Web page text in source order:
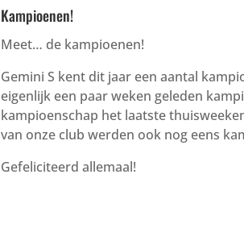
Kampioenen!
Meet… de kampioenen!
Gemini S kent dit jaar een aantal
eigenlijk een paar weken geleden
kampioenschap het laatste
van onze club werden ook nog eens
Gefeliciteerd allemaal!